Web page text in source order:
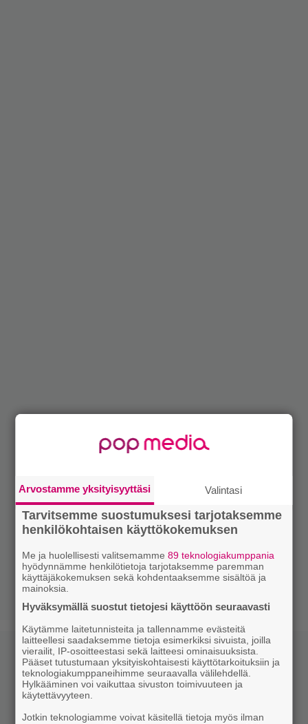
Arvostamme yksityisyyttäsi Valintasi
Tarvitsemme suostumuksesi tarjotaksemme
henkilökohtaisen käyttökokemuksen
Me ja huolellisesti valitsemamme89 teknologiakumppania
hyödynnämme henkilötietoja tarjotaksemme paremman
käyttäjäkokemuksen sekä kohdentaaksemme sisältöä ja
mainoksia.
Hyväksymällä suostut tietojesi käyttöön seuraavasti
Käytämme laitetunnisteita ja tallennamme evästeitä
laitteellesi saadaksemme tietoja esimerkiksi sivuista, joilla
vierailit, IP-osoitteestasi sekä laitteesi ominaisuuksista.
Pääset tutustumaan yksityiskohtaisesti käyttötarkoituksiin ja
teknologiakumppaneihimme seuraavalla välilehdellä.
Hylkääminen voi vaikuttaa sivuston toimivuuteen ja
käytettävyyteen.
Jotkin teknologiamme voivat käsitellä tietoja myös ilman